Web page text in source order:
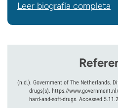
Leer biografía completa
(n.d.). Government of The Netherlands.
drugs(s). https://
hard-and-soft-drugs. Accessed